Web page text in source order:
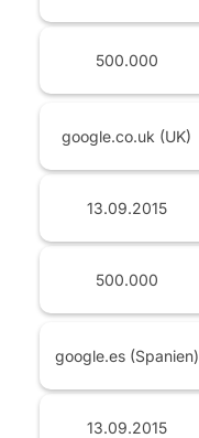
500.000
google.co.uk (UK)
13.09.2015
500.000
google.es (Spanien)
13.09.2015